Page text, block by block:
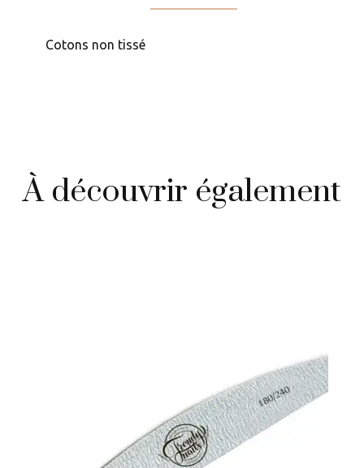
Cotons non tissé
À découvrir également